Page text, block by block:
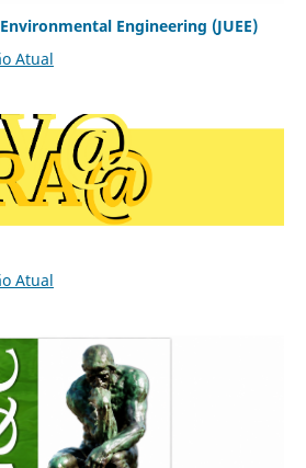
Engineering (JUEE)
Atual
Atual